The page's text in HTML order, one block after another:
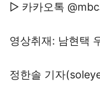
▷ 카카오톡 @mbc
영상취재: 남현택
정한솔 기자